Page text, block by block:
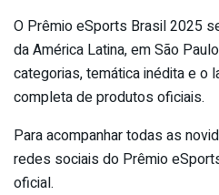
O Prêmio eSports Brasil 2025
da América Latina, em São
categorias, temática inédita e o
completa de produtos oficiais.
Para acompanhar todas as
redes sociais do Prêmio
oficial.